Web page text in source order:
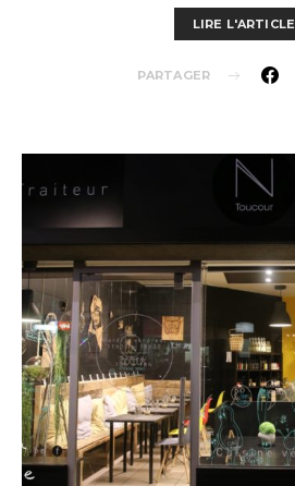
LIRE L'ARTICLE
PARTAGER